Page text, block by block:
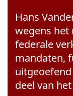
Hans
wegens het
federale
mandaten,
deel van